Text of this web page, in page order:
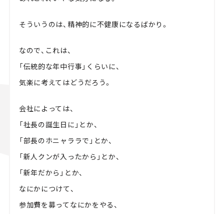
そういうのは、精神的に不健康になるばかり。
なので、これは、
「伝統的な年中行事」くらいに、
気楽に考えてはどうだろう。
会社によっては、
「社長の誕生日に」とか、
「部長のホニャララで」とか、
「新人クンが入ったから」とか、
「新年だから」とか、
なにかにつけて、
参加費を募ってなにかをやる、